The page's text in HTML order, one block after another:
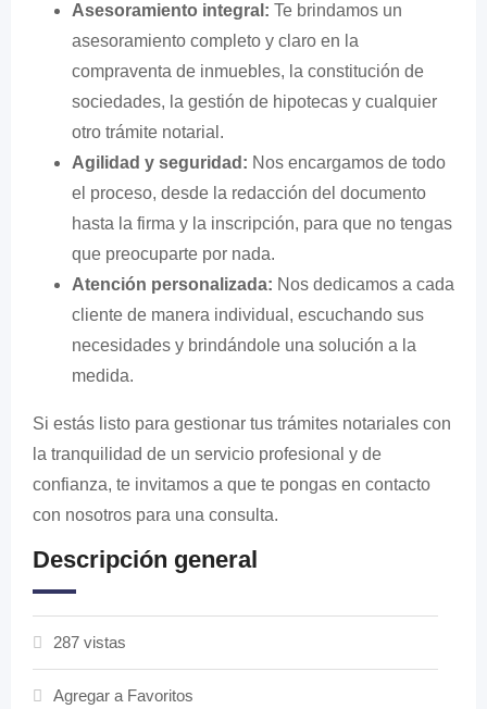
Asesoramiento integral: Te brindamos un
asesoramiento completo y claro en la
compraventa de inmuebles, la constitución de
sociedades, la gestión de hipotecas y cualquier
otro trámite notarial.
Agilidad y seguridad: Nos encargamos de todo
el proceso, desde la redacción del documento
hasta la firma y la inscripción, para que no tengas
que preocuparte por nada.
Atención personalizada: Nos dedicamos a cada
cliente de manera individual, escuchando sus
necesidades y brindándole una solución a la
medida.
Si estás listo para gestionar tus trámites notariales con
la tranquilidad de un servicio profesional y de
confianza, te invitamos a que te pongas en contacto
con nosotros para una consulta.
Descripción general
287 vistas
Agregar a Favoritos